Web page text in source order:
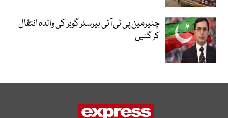
چئیرمین پی ٹی آئی بیرسٹر گوہر کی والدہ انتقال
کر گئیں